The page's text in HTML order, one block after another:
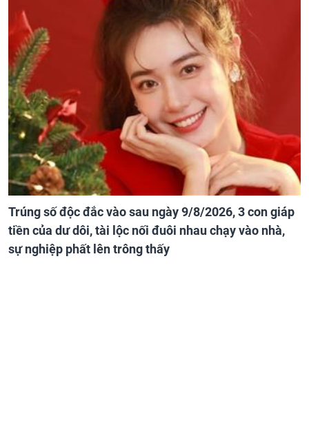
Trúng số độc đắc vào sau ngày 9/8/2026, 3 con giáp
tiền của dư dôi, tài lộc nối đuôi nhau chạy vào nhà,
sự nghiệp phất lên trông thấy